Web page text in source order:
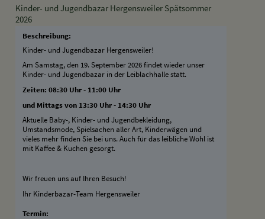
Kinder- und Jugendbazar Hergensweiler Spätsommer
2026
Beschreibung:
Kinder- und Jugendbazar Hergensweiler!
Am Samstag, den 19. September 2026 findet wieder unser
Kinder- und Jugendbazar in der Leiblachhalle statt.
Zeiten: 08:30 Uhr - 11:00 Uhr
und Mittags von 13:30 Uhr - 14:30 Uhr
Aktuelle Baby-, Kinder- und Jugendbekleidung,
Umstandsmode, Spielsachen aller Art, Kinderwägen und
vieles mehr finden Sie bei uns. Auch für das leibliche Wohl ist
mit Kaffee & Kuchen gesorgt.
Wir freuen uns auf Ihren Besuch!
Ihr Kinderbazar-Team Hergensweiler
Termin: